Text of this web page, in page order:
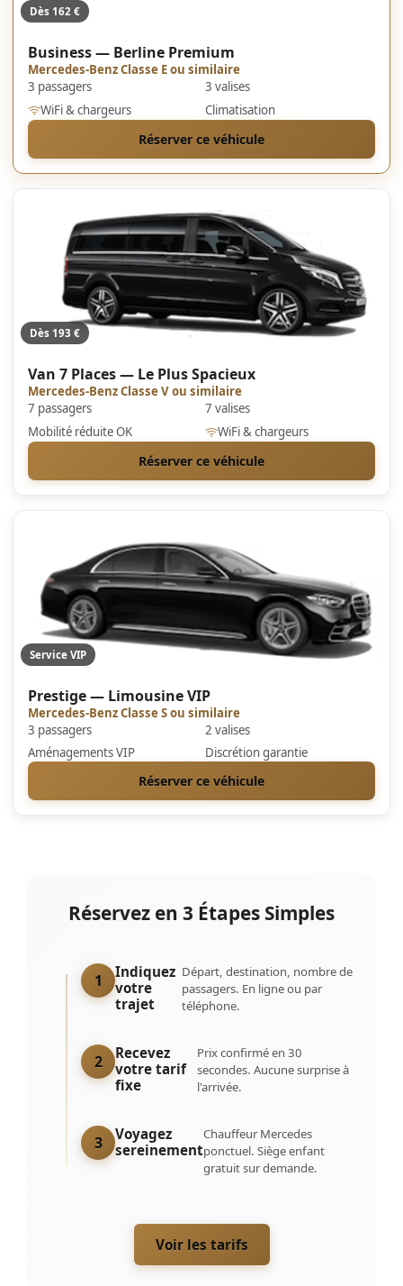
Dès 162 €
Business — Berline Premium
Mercedes-Benz Classe E ou similaire
3 passagers
3 valises
WiFi & chargeurs
Climatisation
Réserver ce véhicule
Dès 193 €
Van 7 Places — Le Plus Spacieux
Mercedes-Benz Classe V ou similaire
7 passagers
7 valises
Mobilité réduite OK
WiFi & chargeurs
Réserver ce véhicule
Service VIP
Prestige — Limousine VIP
Mercedes-Benz Classe S ou similaire
3 passagers
2 valises
Aménagements VIP
Discrétion garantie
Réserver ce véhicule
Réservez en 3 Étapes Simples
1
Indiquez
votre
trajet
Départ, destination, nombre de
passagers. En ligne ou par
téléphone.
2
Recevez
votre tarif
fixe
Prix confirmé en 30
secondes. Aucune surprise à
l'arrivée.
3
Voyagez
sereinement
Chauffeur Mercedes
ponctuel. Siège enfant
gratuit sur demande.
Voir les tarifs